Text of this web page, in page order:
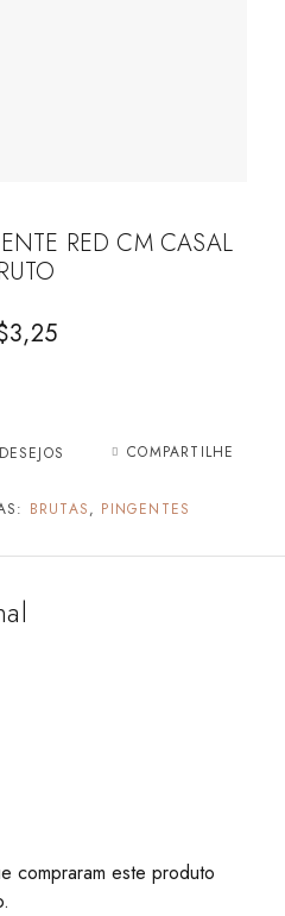
RED CM CASAL
3,25
COMPARTILHE
BRUTAS, PINGENTES
compraram este produto